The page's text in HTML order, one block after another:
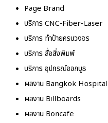
Page Brand
บริการ CNC-Fiber-Laser
บริการ ทำป้ายครบวงจร
บริการ สื่อสิ่งพิมพ์
บริการ อุปกรณ์ออกบูธ
ผลงาน Bangkok Hospital
ผลงาน Billboards
ผลงาน Boncafe